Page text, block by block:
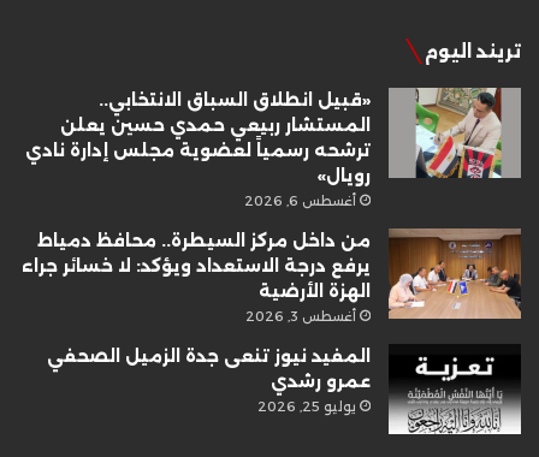
تريند اليوم
«قبيل انطلاق السباق الانتخابي..
المستشار ربيعي حمدي حسين يعلن
ترشحه رسمياً لعضوية مجلس إدارة نادي
رويال»
أغسطس 6, 2026
من داخل مركز السيطرة.. محافظ دمياط
يرفع درجة الاستعداد ويؤكد: لا خسائر جراء
الهزة الأرضية
أغسطس 3, 2026
المفيد نيوز تنعى جدة الزميل الصحفي
عمرو رشدي
يوليو 25, 2026